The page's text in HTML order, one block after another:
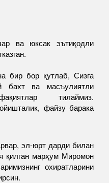
ва юксак эътиқодли
бир бор қутлаб, Сизга
бахт ва масъулиятли
тилаймиз.
файзу барака
эл-юрт дарди билан
қилган марҳум Миромон
охиратларини